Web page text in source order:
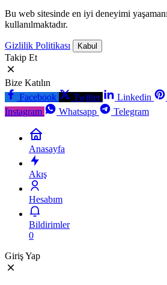
Bu web sitesinde en iyi deneyimi
kullanılmaktadır.
Gizlilik Politikası Kabul
Takip Et
Bize Katılın
Facebook
Twitter Linkedin
Instagram
Whatsapp Telegram
Anasayfa
Akış
Hesabım
Bildirimler
0
Giriş Yap